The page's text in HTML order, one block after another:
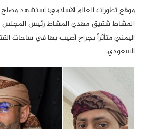
موقع تطورات العالم الاسلامي؛ استشهد
المشاط شقيق مهدي المشاط رئيس المجلس
اليمني متأثراً بجراح أصيب بها في ساحات
السعودي.